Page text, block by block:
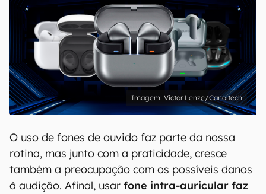
Victor Lenze/Canaltech
O uso de fones de ouvido faz parte da nossa
rotina, mas junto com a praticidade, cresce
também a preocupação com os possíveis danos
à audição. Afinal, usar fone intra-auricular faz